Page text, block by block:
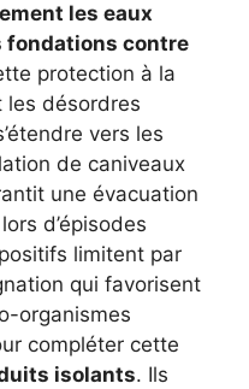
les eaux
fondations contre
protection à la
les désordres
vers les
de caniveaux
une évacuation
d’épisodes
limitent par
qui favorisent
organismes
compléter cette
isolants. Ils